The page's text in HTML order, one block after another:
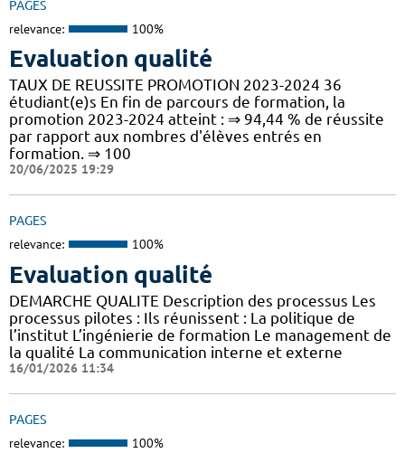
PAGES
relevance: 100%
Evaluation qualité
TAUX DE REUSSITE PROMOTION 2023-2024 36
étudiant(e)s En fin de parcours de formation, la
promotion 2023-2024 atteint : ⇒ 94,44 % de réussite
par rapport aux nombres d'élèves entrés en
formation. ⇒ 100
20/06/2025 19:29
PAGES
relevance: 100%
Evaluation qualité
DEMARCHE QUALITE Description des processus Les
processus pilotes : Ils réunissent : La politique de
l’institut L’ingénierie de formation Le management de
la qualité La communication interne et externe
16/01/2026 11:34
PAGES
relevance: 100%